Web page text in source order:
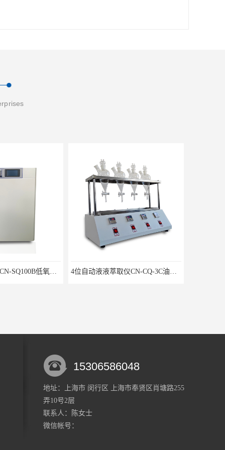
单门三气培养箱CN-SQ100B低氧细胞试验箱 4位自动液液萃取仪CN-CQ-3C油水萃取装置
精密生化培养箱SPX-150B低温细菌培养箱
15306586048
地址：上海市 闵行区 上海市奉贤区肖塘路255
弄10号2层
联系人：陈女士
微信帐号：